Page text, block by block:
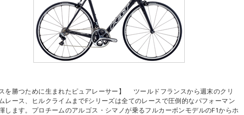
を勝つために生まれたピュアレーサー】 ツールドフランスから週末のクリ
レース、ヒルクライムまでFシリーズは全てのレースで圧倒的なパフォーマン
します。プロチームのアルゴス・シマノが乗るフルカーボンモデルのF1からホ